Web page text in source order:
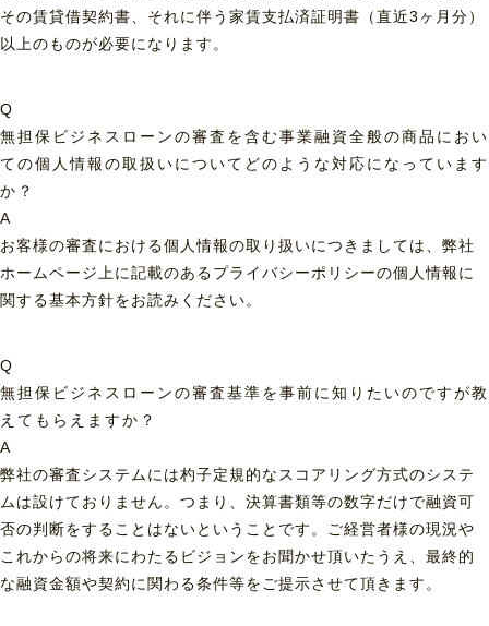
その賃貸借契約書、それに伴う家賃支払済証明書（直近3ヶ月分）
以上のものが必要になります。
Q
無担保ビジネスローンの審査を含む事業融資全般の商品におい
ての個人情報の取扱いについてどのような対応になっています
か？
A
お客様の審査における個人情報の取り扱いにつきましては、弊社
ホームページ上に記載のあるプライバシーポリシーの個人情報に
関する基本方針をお読みください。
Q
無担保ビジネスローンの審査基準を事前に知りたいのですが教
えてもらえますか？
A
弊社の審査システムには杓子定規的なスコアリング方式のシステ
ムは設けておりません。つまり、決算書類等の数字だけで融資可
否の判断をすることはないということです。ご経営者様の現況や
これからの将来にわたるビジョンをお聞かせ頂いたうえ、最終的
な融資金額や契約に関わる条件等をご提示させて頂きます。